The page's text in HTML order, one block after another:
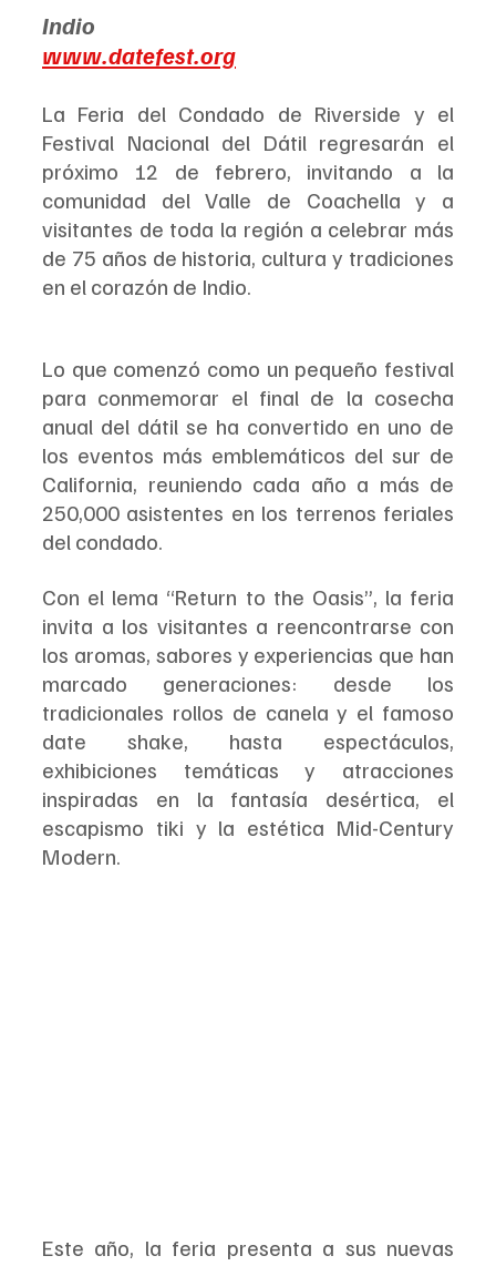
Indio
www.datefest.org
La Feria del Condado de Riverside y el
Festival Nacional del Dátil regresarán el
próximo 12 de febrero, invitando a la
comunidad del Valle de Coachella y a
visitantes de toda la región a celebrar más
de 75 años de historia, cultura y tradiciones
en el corazón de Indio.
Lo que comenzó como un pequeño festival
para conmemorar el final de la cosecha
anual del dátil se ha convertido en uno de
los eventos más emblemáticos del sur de
California, reuniendo cada año a más de
250,000 asistentes en los terrenos feriales
del condado.
Con el lema “Return to the Oasis”, la feria
invita a los visitantes a reencontrarse con
los aromas, sabores y experiencias que han
marcado generaciones: desde los
tradicionales rollos de canela y el famoso
date shake, hasta espectáculos,
exhibiciones temáticas y atracciones
inspiradas en la fantasía desértica, el
escapismo tiki y la estética Mid-Century
Modern.
Este año, la feria presenta a sus nuevas